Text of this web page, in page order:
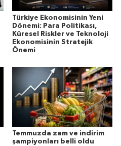
Türkiye Ekonomisinin Yeni
Dönemi: Para Politikası,
Küresel Riskler ve Teknoloji
Ekonomisinin Stratejik
Önemi
Temmuzda zam ve indirim
şampiyonları belli oldu